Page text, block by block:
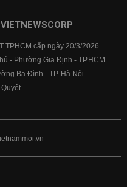
TPHCM cấp ngày 20/3/2026
- Phường Gia Định - TP.HCM
Ba Đình - TP. Hà Nội